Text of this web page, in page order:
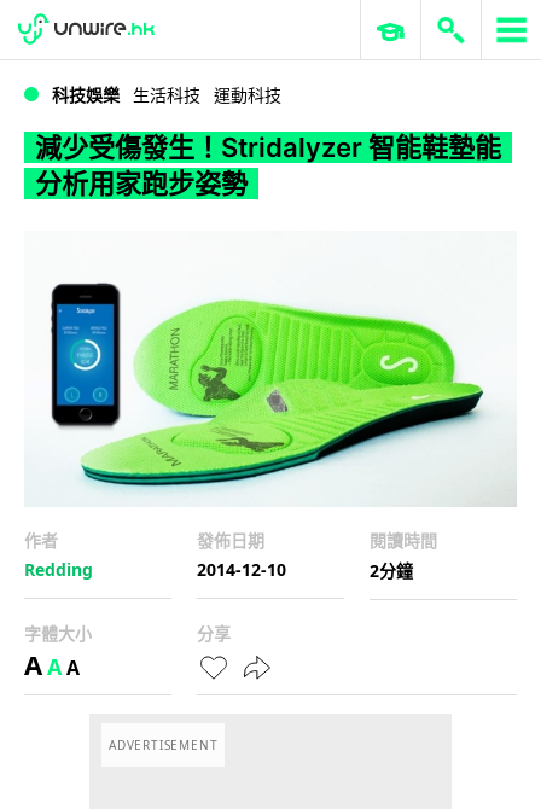
WWDC 2026 ERP 與商業 AI
科技娛樂 生活科技 運動科技
減少受傷發生！Stridalyzer 智能鞋墊能
分析用家跑步姿勢
作者
Redding
發佈日期
2014-12-10
閱讀時間
2分鐘
字體大小
AAA
分享
ADVERTISEMENT